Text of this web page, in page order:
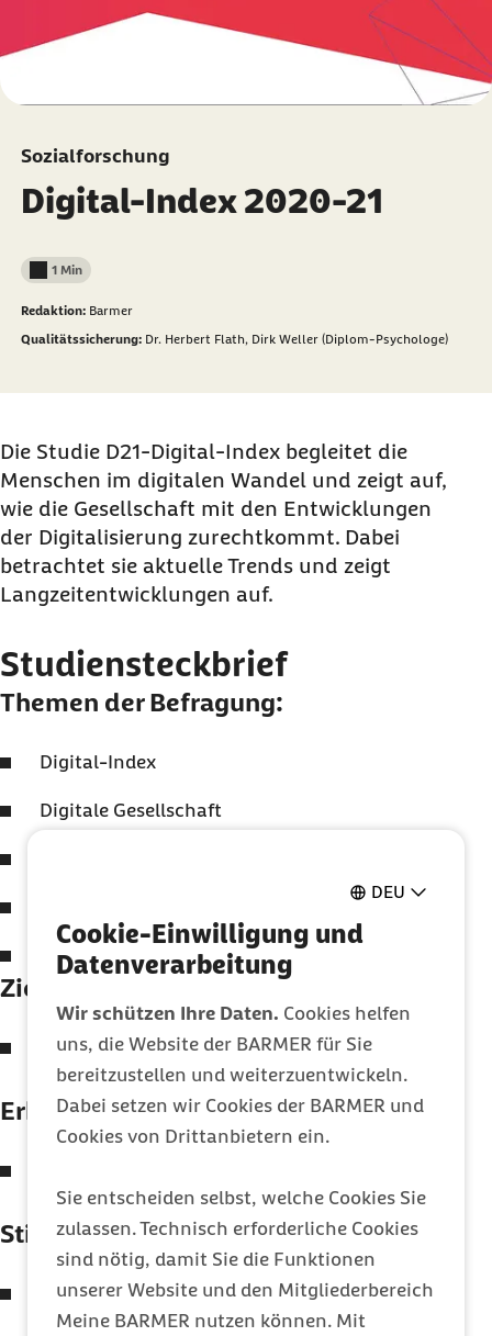
DEU
Cookie-Einwilligung und
Datenverarbeitung
Wir schützen Ihre Daten. Cookies helfen
uns, die Website der BARMER für Sie
bereitzustellen und weiterzuentwickeln.
Dabei setzen wir Cookies der BARMER und
Cookies von Drittanbietern ein.
Sie entscheiden selbst, welche Cookies Sie
zulassen. Technisch erforderliche Cookies
sind nötig, damit Sie die Funktionen
unserer Website und den Mitgliederbereich
Meine BARMER nutzen können. Mit
Sozialforschung
Digital-Index 2020-21
Lesedauer weniger als
1 Min
Redaktion: Barmer
Qualitätssicherung: Dr. Herbert Flath, Dirk Weller (Diplom-Psychologe)
Die Studie D21-Digital-Index begleitet die
Menschen im digitalen Wandel und zeigt auf,
wie die Gesellschaft mit den Entwicklungen
der Digitalisierung zurechtkommt. Dabei
betrachtet sie aktuelle Trends und zeigt
Langzeitentwicklungen auf.
Studiensteckbrief
Themen der Befragung:
Digital-Index
Digitale Gesellschaft
Digitale Gesundheit
Zielgruppe / Grundgesamtheit:
Deutschsprachige Bevölkerung ab 14 Jahren in
Privathaushalten
Erhebungsmethode:
Interviews (CAPI)
Stichprobe:
Strukturbefragung:
18.243 Interviews in Deutschland